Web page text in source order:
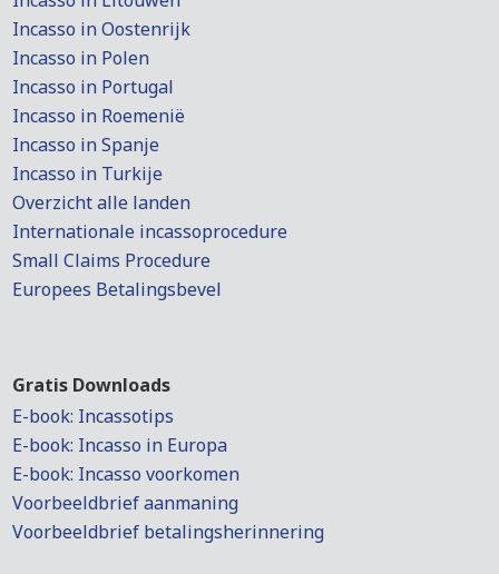
Incasso in Oostenrijk
Incasso in Polen
Incasso in Portugal
Incasso in Roemenië
Incasso in Spanje
Incasso in Turkije
Overzicht alle landen
Internationale incassoprocedure
Small Claims Procedure
Europees Betalingsbevel
Gratis Downloads
E-book: Incassotips
E-book: Incasso in Europa
E-book: Incasso voorkomen
Voorbeeldbrief aanmaning
Voorbeeldbrief betalingsherinnering